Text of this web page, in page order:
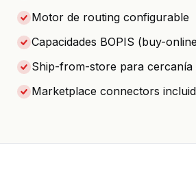
Motor de routing configurable
Capacidades BOPIS (buy-
Ship-from-store para cercanía
Marketplace connectors